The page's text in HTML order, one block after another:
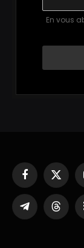
En vous
Facebook
X
Partager
sur